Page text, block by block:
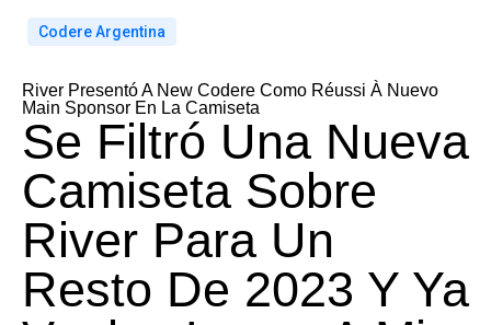
Codere Argentina
River Presentó A New Codere Como Réussi À Nuevo
Main Sponsor En La Camiseta
Se Filtró Una Nueva
Camiseta Sobre
River Para Un
Resto De 2023 Y Ya